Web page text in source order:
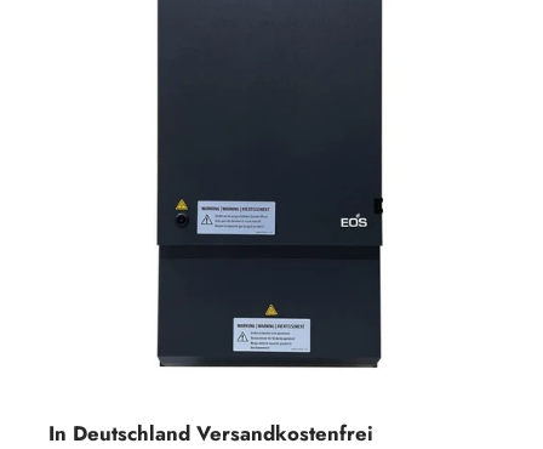
In Deutschland Versandkostenfrei